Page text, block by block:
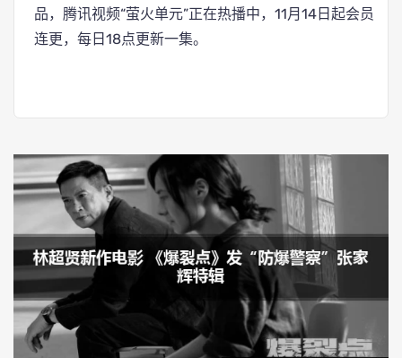
品，腾讯视频“萤火单元”正在热播中，11月14日起会员
连更，每日18点更新一集。